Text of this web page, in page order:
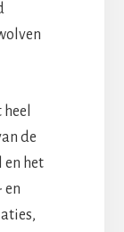
de
en het
en